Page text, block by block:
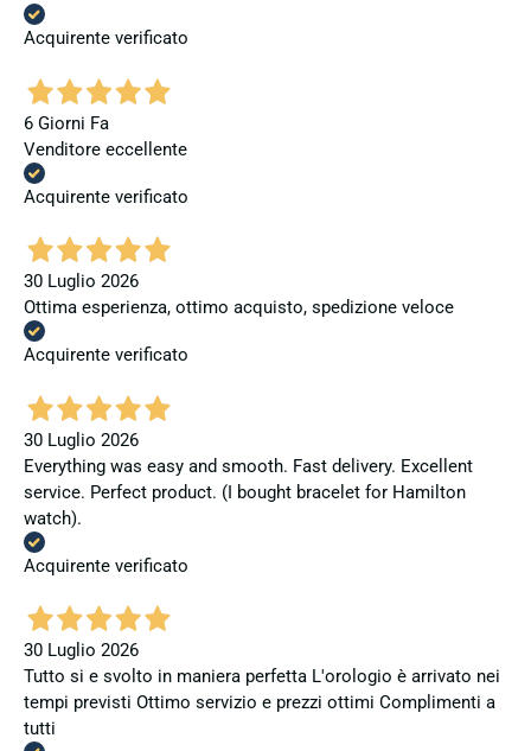
Acquirente verificato
6 Giorni Fa
Venditore eccellente
Acquirente verificato
30 Luglio 2026
Ottima esperienza, ottimo acquisto, spedizione veloce
Acquirente verificato
30 Luglio 2026
Everything was easy and smooth. Fast delivery. Excellent
service. Perfect product. (I bought bracelet for Hamilton
watch).
Acquirente verificato
30 Luglio 2026
Tutto si e svolto in maniera perfetta L'orologio è arrivato nei
tempi previsti Ottimo servizio e prezzi ottimi Complimenti a
tutti